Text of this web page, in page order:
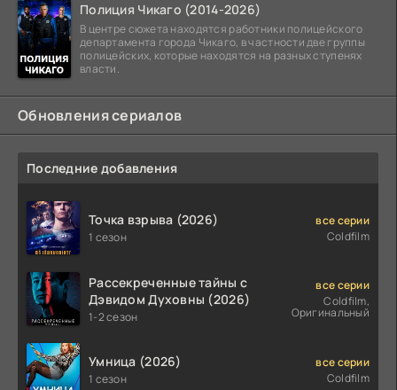
Полиция Чикаго (2014-2026)
В центре сюжета находятся работники полицейского
департамента города Чикаго, в частности две группы
полицейских, которые находятся на разных ступенях
власти.
Обновления сериалов
Последние добавления
Точка взрыва (2026)
1 сезон
все серии
Coldfilm
Рассекреченные тайны с
Дэвидом Духовны (2026)
1-2 сезон
все серии
Coldfilm,
Оригинальный
Умница (2026)
1 сезон
все серии
Coldfilm